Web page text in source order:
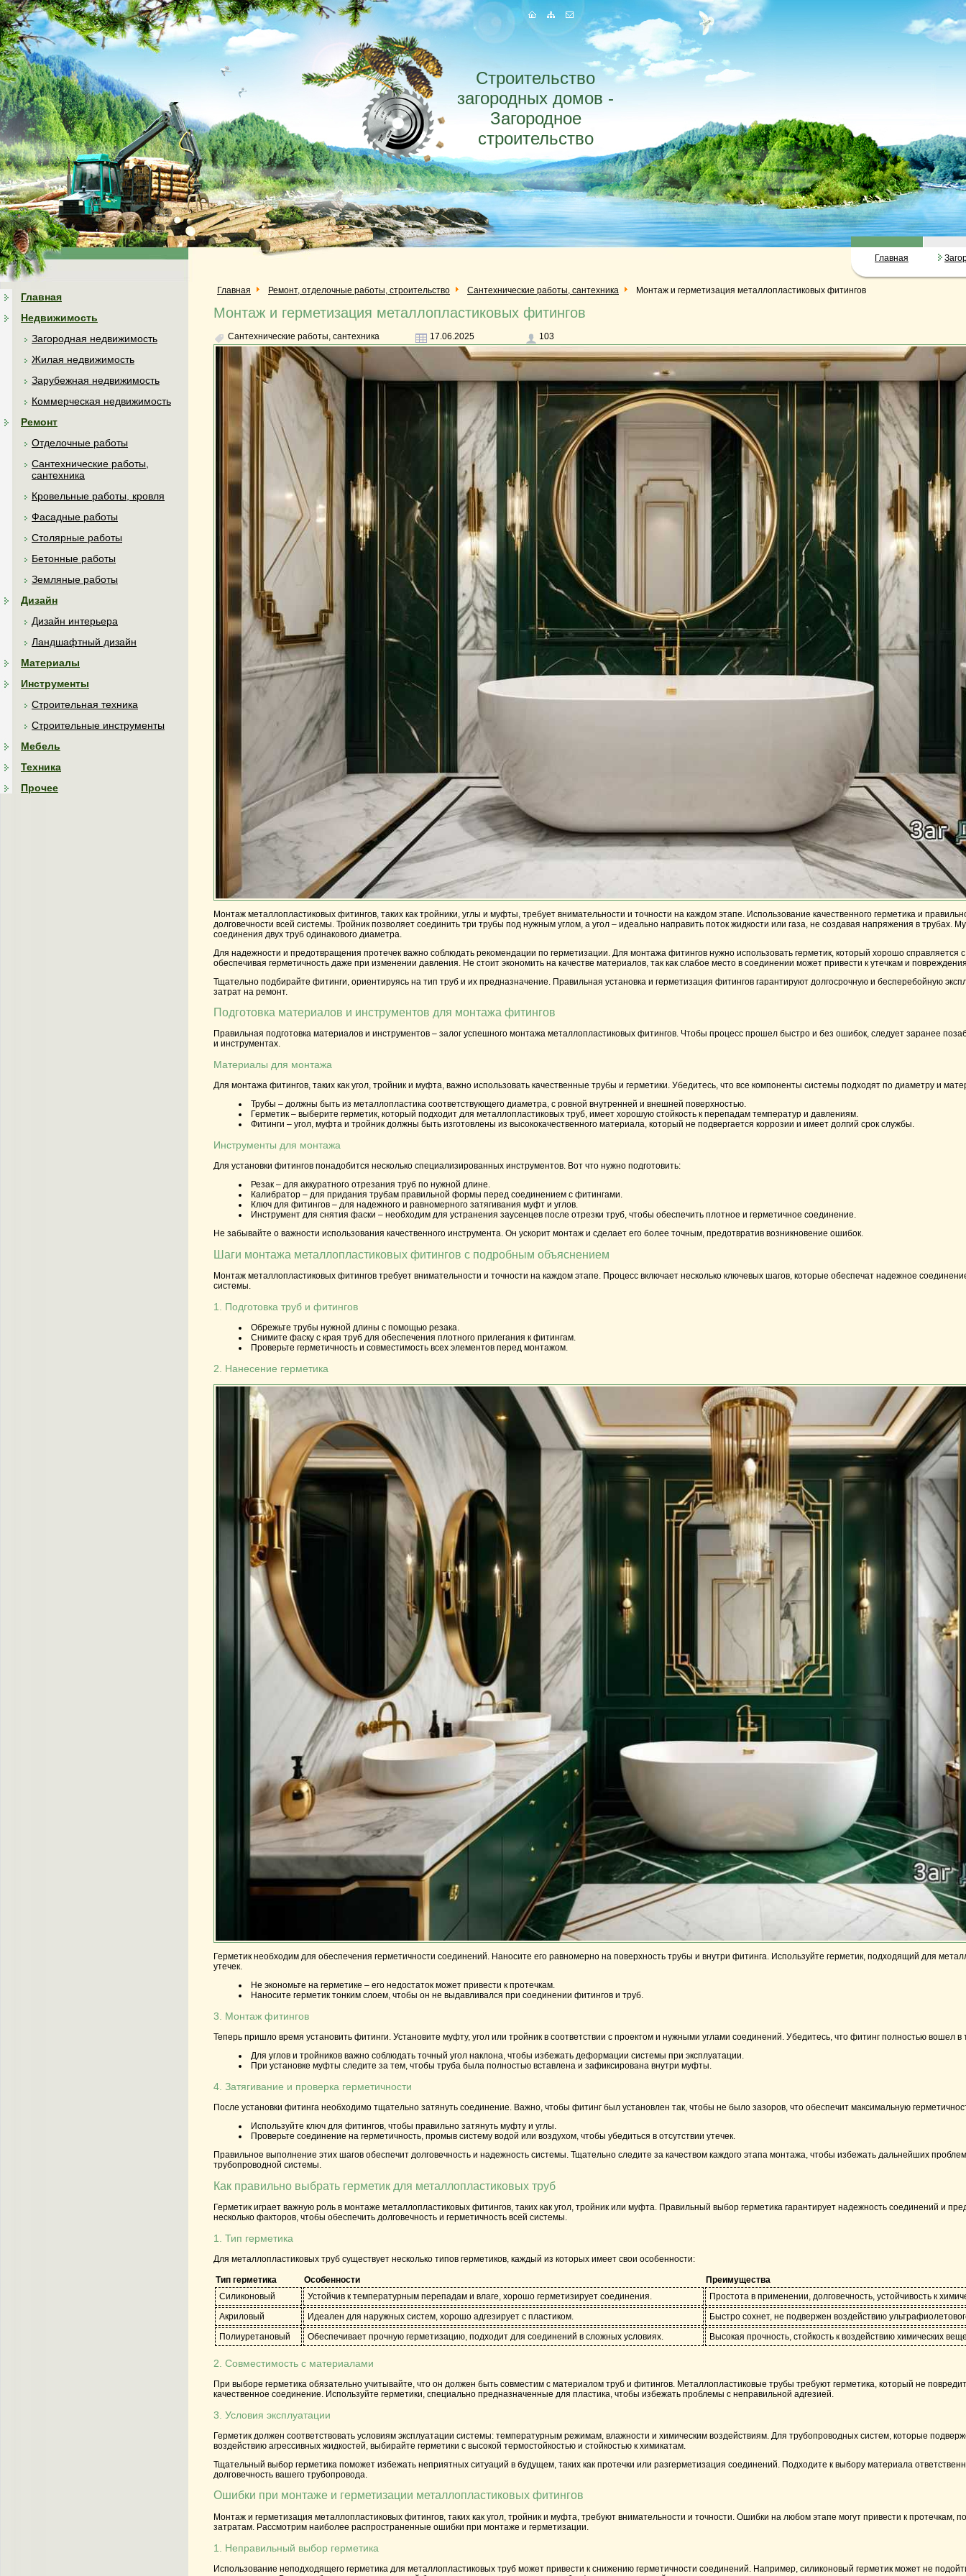
Строительство
загородных домов -
Загородное
строительство
Главная
Главная
Недвижимость
Загородная недвижимость
Жилая недвижимость
Зарубежная недвижимость
Коммерческая недвижимость
Ремонт
Отделочные работы
Сантехнические работы,
сантехника
Кровельные работы, кровля
Фасадные работы
Столярные работы
Бетонные работы
Земляные работы
Дизайн
Дизайн интерьера
Ландшафтный дизайн
Материалы
Инструменты
Строительная техника
Строительные инструменты
Мебель
Техника
Прочее
Главная Ремонт, отделочные работы, строительство Сантехнические работы, сантехника Монтаж и герметизация металлопластиковых фитингов
Монтаж и герметизация металлопластиковых фитингов
Сантехнические работы, сантехника 17.06.2025 103
Монтаж металлопластиковых фитингов, таких как тройники, углы и муфты, требует внимательности и точности на каждом этапе. Использование качественного герметика и
долговечности всей системы. Тройник позволяет соединить три трубы под нужным углом, а угол – идеально направить поток жидкости или газа, не создавая напряжения в трубах.
соединения двух труб одинакового диаметра.
Для надежности и предотвращения протечек важно соблюдать рекомендации по герметизации. Для монтажа фитингов нужно использовать герметик, который хорошо справляется
обеспечивая герметичность даже при изменении давления. Не стоит экономить на качестве материалов, так как слабое место в соединении может привести к утечкам и
Тщательно подбирайте фитинги, ориентируясь на тип труб и их предназначение. Правильная установка и герметизация фитингов гарантируют долгосрочную и бесперебойную
затрат на ремонт.
Подготовка материалов и инструментов для монтажа фитингов
Правильная подготовка материалов и инструментов – залог успешного монтажа металлопластиковых фитингов. Чтобы процесс прошел быстро и без ошибок, следует заранее
и инструментах.
Материалы для монтажа
Для монтажа фитингов, таких как угол, тройник и муфта, важно использовать качественные трубы и герметики. Убедитесь, что все компоненты системы подходят по диаметру и
Трубы – должны быть из металлопластика соответствующего диаметра, с ровной внутренней и внешней поверхностью.
Герметик – выберите герметик, который подходит для металлопластиковых труб, имеет хорошую стойкость к перепадам температур и давлениям.
Фитинги – угол, муфта и тройник должны быть изготовлены из высококачественного материала, который не подвергается коррозии и имеет долгий срок службы.
Инструменты для монтажа
Для установки фитингов понадобится несколько специализированных инструментов. Вот что нужно подготовить:
Резак – для аккуратного отрезания труб по нужной длине.
Калибратор – для придания трубам правильной формы перед соединением с фитингами.
Ключ для фитингов – для надежного и равномерного затягивания муфт и углов.
Инструмент для снятия фаски – необходим для устранения заусенцев после отрезки труб, чтобы обеспечить плотное и герметичное соединение.
Не забывайте о важности использования качественного инструмента. Он ускорит монтаж и сделает его более точным, предотвратив возникновение ошибок.
Шаги монтажа металлопластиковых фитингов с подробным объяснением
Монтаж металлопластиковых фитингов требует внимательности и точности на каждом этапе. Процесс включает несколько ключевых шагов, которые обеспечат надежное
системы.
1. Подготовка труб и фитингов
Обрежьте трубы нужной длины с помощью резака.
Снимите фаску с края труб для обеспечения плотного прилегания к фитингам.
Проверьте герметичность и совместимость всех элементов перед монтажом.
2. Нанесение герметика
Герметик необходим для обеспечения герметичности соединений. Наносите его равномерно на поверхность трубы и внутри фитинга. Используйте герметик, подходящий для
утечек.
Не экономьте на герметике – его недостаток может привести к протечкам.
Наносите герметик тонким слоем, чтобы он не выдавливался при соединении фитингов и труб.
3. Монтаж фитингов
Теперь пришло время установить фитинги. Установите муфту, угол или тройник в соответствии с проектом и нужными углами соединений. Убедитесь, что фитинг полностью вошел
Для углов и тройников важно соблюдать точный угол наклона, чтобы избежать деформации системы при эксплуатации.
При установке муфты следите за тем, чтобы труба была полностью вставлена и зафиксирована внутри муфты.
4. Затягивание и проверка герметичности
После установки фитинга необходимо тщательно затянуть соединение. Важно, чтобы фитинг был установлен так, чтобы не было зазоров, что обеспечит максимальную
Используйте ключ для фитингов, чтобы правильно затянуть муфту и углы.
Проверьте соединение на герметичность, промыв систему водой или воздухом, чтобы убедиться в отсутствии утечек.
Правильное выполнение этих шагов обеспечит долговечность и надежность системы. Тщательно следите за качеством каждого этапа монтажа, чтобы избежать дальнейших
трубопроводной системы.
Как правильно выбрать герметик для металлопластиковых труб
Герметик играет важную роль в монтаже металлопластиковых фитингов, таких как угол, тройник или муфта. Правильный выбор герметика гарантирует надежность соединений и
несколько факторов, чтобы обеспечить долговечность и герметичность всей системы.
1. Тип герметика
Для металлопластиковых труб существует несколько типов герметиков, каждый из которых имеет свои особенности:
Тип герметика Особенности
Преимущества
Силиконовый
Устойчив к температурным перепадам и влаге, хорошо герметизирует соединения.
Простота в применении, долговечность, устойчивость к
Акриловый
Идеален для наружных систем, хорошо адгезирует с пластиком.
Быстро сохнет, не подвержен воздействию
Полиуретановый
Обеспечивает прочную герметизацию, подходит для соединений в сложных условиях. Высокая прочность, стойкость к воздействию химических
2. Совместимость с материалами
При выборе герметика обязательно учитывайте, что он должен быть совместим с материалом труб и фитингов. Металлопластиковые трубы требуют герметика, который не
качественное соединение. Используйте герметики, специально предназначенные для пластика, чтобы избежать проблемы с неправильной адгезией.
3. Условия эксплуатации
Герметик должен соответствовать условиям эксплуатации системы: температурным режимам, влажности и химическим воздействиям. Для трубопроводных систем, которые
воздействию агрессивных жидкостей, выбирайте герметики с высокой термостойкостью и стойкостью к химикатам.
Тщательный выбор герметика поможет избежать неприятных ситуаций в будущем, таких как протечки или разгерметизация соединений. Подходите к выбору материала
долговечность вашего трубопровода.
Ошибки при монтаже и герметизации металлопластиковых фитингов
Монтаж и герметизация металлопластиковых фитингов, таких как угол, тройник и муфта, требуют внимательности и точности. Ошибки на любом этапе могут привести к протечкам,
затратам. Рассмотрим наиболее распространенные ошибки при монтаже и герметизации.
1. Неправильный выбор герметика
Использование неподходящего герметика для металлопластиковых труб может привести к снижению герметичности соединений. Например, силиконовый герметик может не